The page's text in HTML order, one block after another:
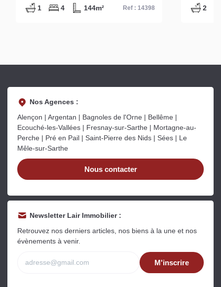
1 4 144m² Ref : 14398 2
Nos Agences :
Alençon | Argentan | Bagnoles de l'Orne | Bellême |
Ecouché-les-Vallées | Fresnay-sur-Sarthe | Mortagne-au-
Perche | Pré en Pail | Saint-Pierre des Nids | Sées | Le
Mêle-sur-Sarthe
Nous contacter
Newsletter Lair Immobilier :
Retrouvez nos derniers articles, nos biens à la une et nos
évènements à venir.
M'inscrire